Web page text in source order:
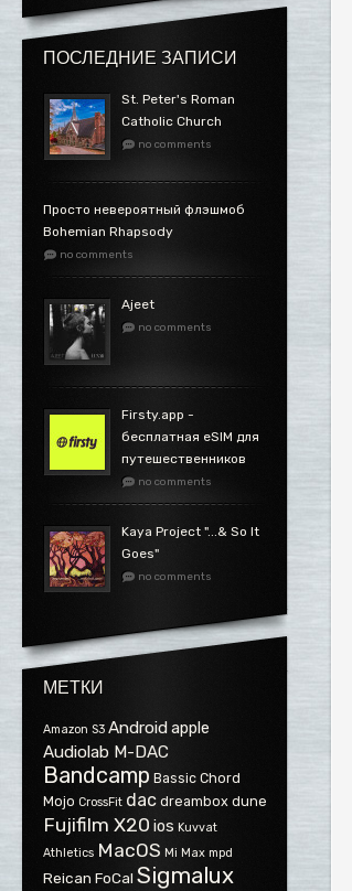
ПОСЛЕДНИЕ ЗАПИСИ
St. Peter's Roman
Catholic Church
no comments
Просто невероятный флэшмоб
Bohemian Rhapsody
no comments
Ajeet
no comments
Firsty.app -
бесплатная eSIM для
путешественников
no comments
Kaya Project ".​.​.​& So It
Goes"
no comments
МЕТКИ
Amazon S3 Androidapple
Audiolab M-DAC
Bandcamp Bassic Chord
Mojo CrossFit dac dreambox dune
Fujifilm X20 ios Kuvvat
Athletics MacOS Mi Max mpd
Reican FoCal Sigmalux